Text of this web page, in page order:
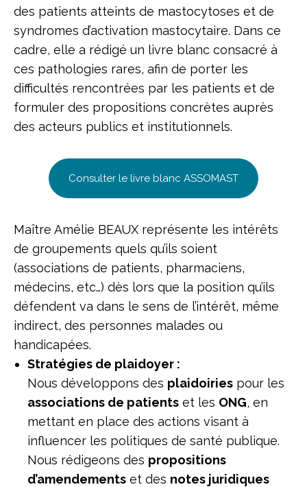
des patients atteints de mastocytoses et de
syndromes d’activation mastocytaire. Dans ce
cadre, elle a rédigé un livre blanc consacré à
ces pathologies rares, afin de porter les
difficultés rencontrées par les patients et de
formuler des propositions concrètes auprès
des acteurs publics et institutionnels.
Consulter le livre blanc ASSOMAST
Maître Amélie BEAUX représente les intérêts
de groupements quels qu’ils soient
(associations de patients, pharmaciens,
médecins, etc…) dès lors que la position qu’ils
défendent va dans le sens de l’intérêt, même
indirect, des personnes malades ou
handicapées.
Stratégies de plaidoyer :
Nous développons des plaidoiries pour les
associations de patients et les ONG, en
mettant en place des actions visant à
influencer les politiques de santé publique.
Nous rédigeons des propositions
d’amendements et des notes juridiques